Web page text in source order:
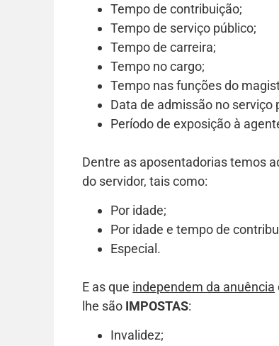
Tempo de contribuição;
Tempo de serviço público;
Tempo de carreira;
Tempo no cargo;
Tempo nas funções do
Data de admissão no serviço
Período de exposição à
Dentre as aposentadorias temos
do servidor, tais como:
Por idade;
Por idade e tempo de
Especial.
E as que independem da anuência
lhe são IMPOSTAS:
Invalidez;